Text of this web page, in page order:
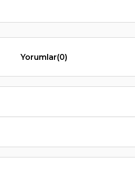
Yorumlar(0)